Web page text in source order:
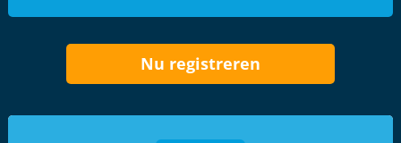
Nu registreren